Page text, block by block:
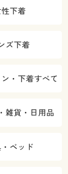
下着
ズ下着
・下着すべて
雑貨・日用品
ベッド